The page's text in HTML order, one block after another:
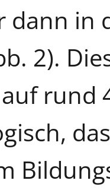
dann
2).
rund